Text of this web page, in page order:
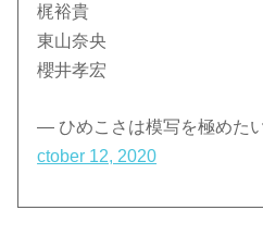
梶裕貴
東山奈央
櫻井孝宏
— ひめこさは模写を極めた
ctober 12, 2020